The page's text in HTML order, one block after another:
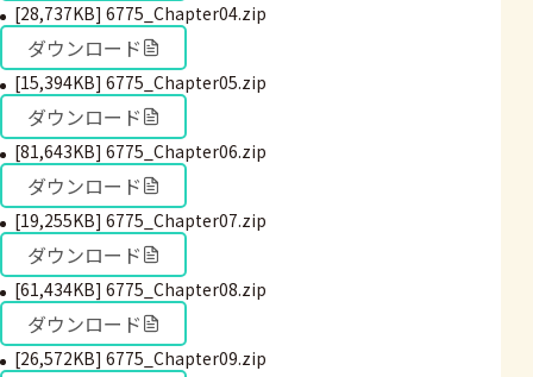
[28,737KB] 6775_Chapter04.zip
ダウンロード
[15,394KB] 6775_Chapter05.zip
ダウンロード
[81,643KB] 6775_Chapter06.zip
ダウンロード
[19,255KB] 6775_Chapter07.zip
ダウンロード
[61,434KB] 6775_Chapter08.zip
ダウンロード
[26,572KB] 6775_Chapter09.zip